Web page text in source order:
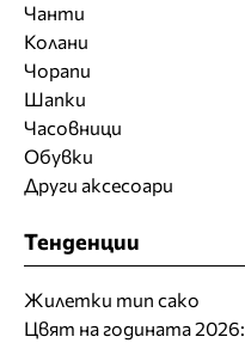
Чанти
Колани
Чорапи
Шапки
Часовници
Обувки
Други аксесоари
Тенденции
Жилетки тип сако
Цвят на годината 2026: